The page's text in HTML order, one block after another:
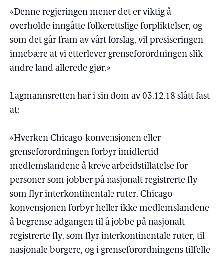
«Denne regjeringen mener det er viktig å
overholde inngåtte folkerettslige forpliktelser, og
som det går fram av vårt forslag, vil presiseringen
innebære at vi etterlever grenseforordningen slik
andre land allerede gjør.»
Lagmannsretten har i sin dom av 03.12.18 slått fast
at:
«Hverken Chicago-konvensjonen eller
grenseforordningen forbyr imidlertid
medlemslandene å kreve arbeidstillatelse for
personer som jobber på nasjonalt registrerte fly
som flyr interkontinentale ruter. Chicago-
konvensjonen forbyr heller ikke medlemslandene
å begrense adgangen til å jobbe på nasjonalt
registrerte fly, som flyr interkontinentale ruter, til
nasjonale borgere, og i grenseforordningens tilfelle